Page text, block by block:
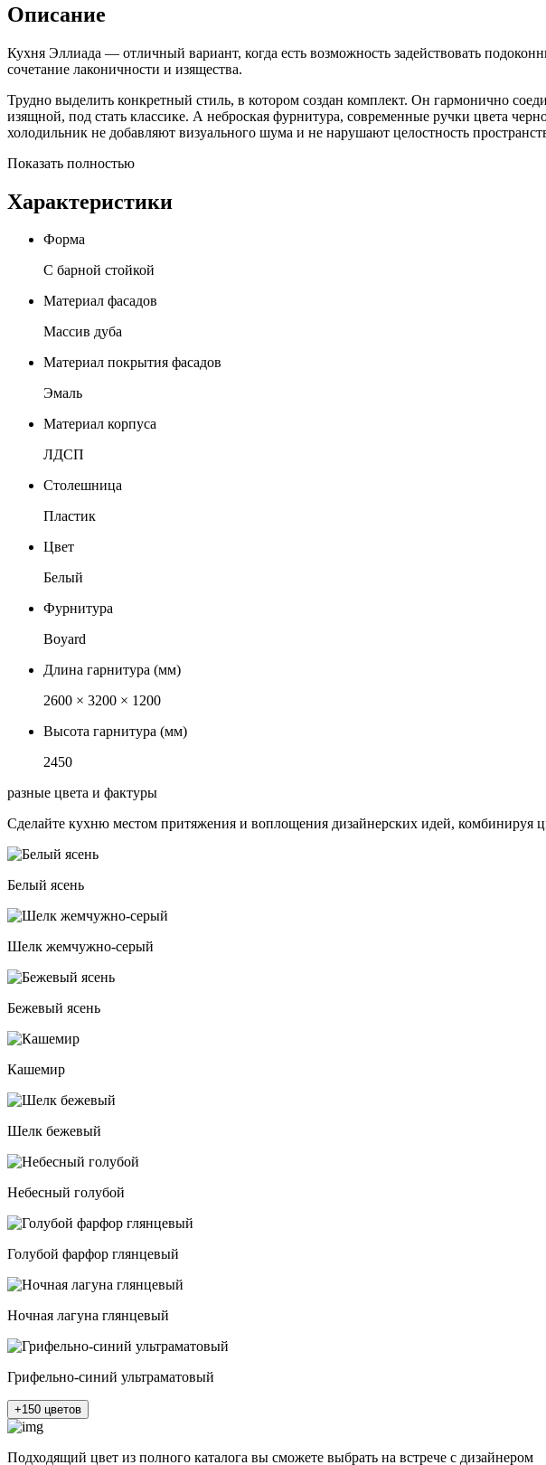
Описание
Кухня Эллиада — отличный вариант, когда есть возможность задействовать
сочетание лаконичности и изящества.
Трудно выделить конкретный стиль, в котором создан комплект. Он гармонично
изящной, под стать классике. А неброская фурнитура, современные ручки цвета
холодильник не добавляют визуального шума и не нарушают целостность
Показать полностью
Характеристики
Форма
С барной стойкой
Материал фасадов
Массив дуба
Материал покрытия фасадов
Эмаль
Материал корпуса
ЛДСП
Столешница
Пластик
Цвет
Белый
Фурнитура
Boyard
Длина гарнитура (мм)
2600 × 3200 × 1200
Высота гарнитура (мм)
2450
разные цвета и фактуры
Сделайте кухню местом притяжения и воплощения дизайнерских идей, комбинируя
Белый ясень
Шелк жемчужно-серый
Бежевый ясень
Кашемир
Шелк бежевый
Небесный голубой
Голубой фарфор глянцевый
Ночная лагуна глянцевый
Грифельно-синий ультраматовый
+150 цветов
Подходящий цвет из полного каталога вы сможете выбрать на встрече с дизайнером